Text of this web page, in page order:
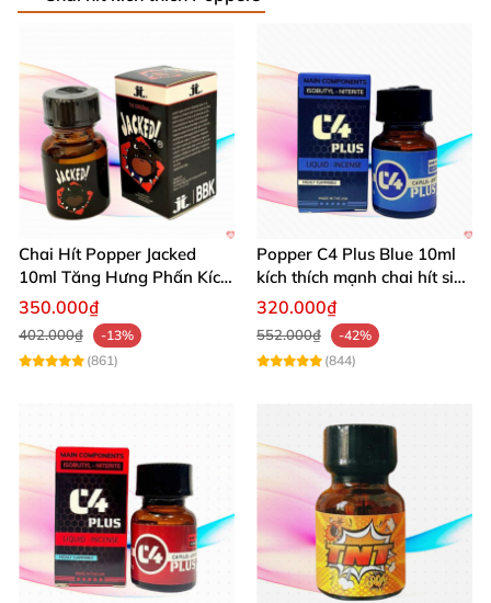
Chai Hít Popper Jacked
10ml Tăng Hưng Phấn Kích
Thích Mạnh Mẽ
350.000₫
402.000₫
-13%
(861)
Popper C4 Plus Blue 10ml
kích thích mạnh chai hít siêu
đỉnh
320.000₫
552.000₫
-42%
(844)